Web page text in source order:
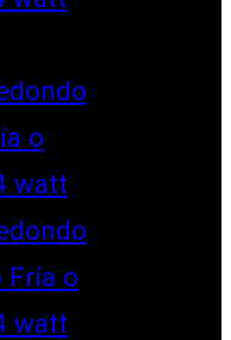
o
watt
Fría o
watt